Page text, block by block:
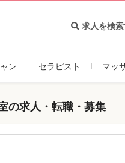
求人を検
ン セラピスト マッ
の求人・転職・募集